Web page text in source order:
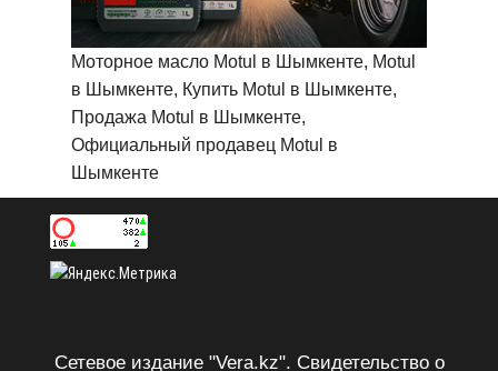
Моторное масло Motul в Шымкенте, Motul
в Шымкенте, Купить Motul в Шымкенте,
Продажа Motul в Шымкенте,
Официальный продавец Motul в
Шымкенте
Сетевое издание "Vera.kz". Свидетельство о